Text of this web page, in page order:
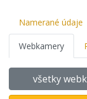
Namerané údaje
Webkamery
všetky